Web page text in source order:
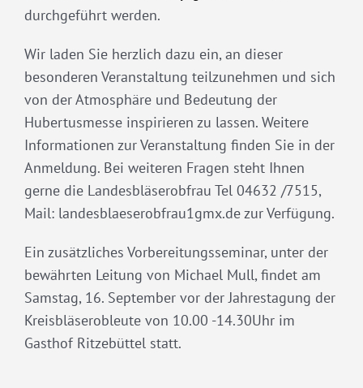
durchgeführt werden.
Wir laden Sie herzlich dazu ein, an dieser
besonderen Veranstaltung teilzunehmen und sich
von der Atmosphäre und Bedeutung der
Hubertusmesse inspirieren zu lassen. Weitere
Informationen zur Veranstaltung finden Sie in der
Anmeldung. Bei weiteren Fragen steht Ihnen
gerne die Landesbläserobfrau Tel 04632 /7515,
Mail: landesblaeserobfrau1gmx.de zur Verfügung.
Ein zusätzliches Vorbereitungsseminar, unter der
bewährten Leitung von Michael Mull, findet am
Samstag, 16. September vor der Jahrestagung der
Kreisbläserobleute von 10.00 -14.30Uhr im
Gasthof Ritzebüttel statt.